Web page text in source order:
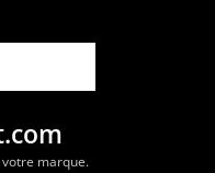
marque.